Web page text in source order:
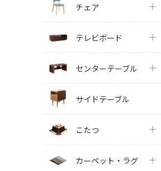
チェア
テレビボード
センターテーブル
サイドテーブル
こたつ
カーペット・ラグ